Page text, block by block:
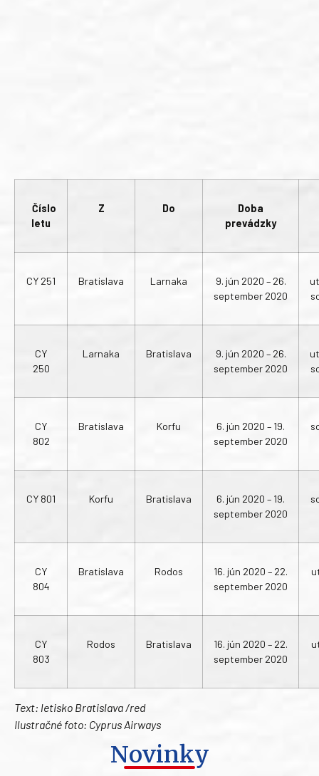
Číslo
letu
Z Do
Doba
prevádzky
CY 251 Bratislava Larnaka
9. jún 2020 – 26.
september 2020
CY
250
Larnaka Bratislava
9. jún 2020 – 26.
september 2020
CY
802
Bratislava Korfu
6. jún 2020 – 19.
september 2020
CY 801 Korfu Bratislava
6. jún 2020 – 19.
september 2020
CY
804
Bratislava Rodos
16. jún 2020 – 22.
september 2020
CY
803
Rodos Bratislava
16. jún 2020 – 22.
september 2020
Text: letisko Bratislava /red
Ilustračné foto: Cyprus Airways
Novinky